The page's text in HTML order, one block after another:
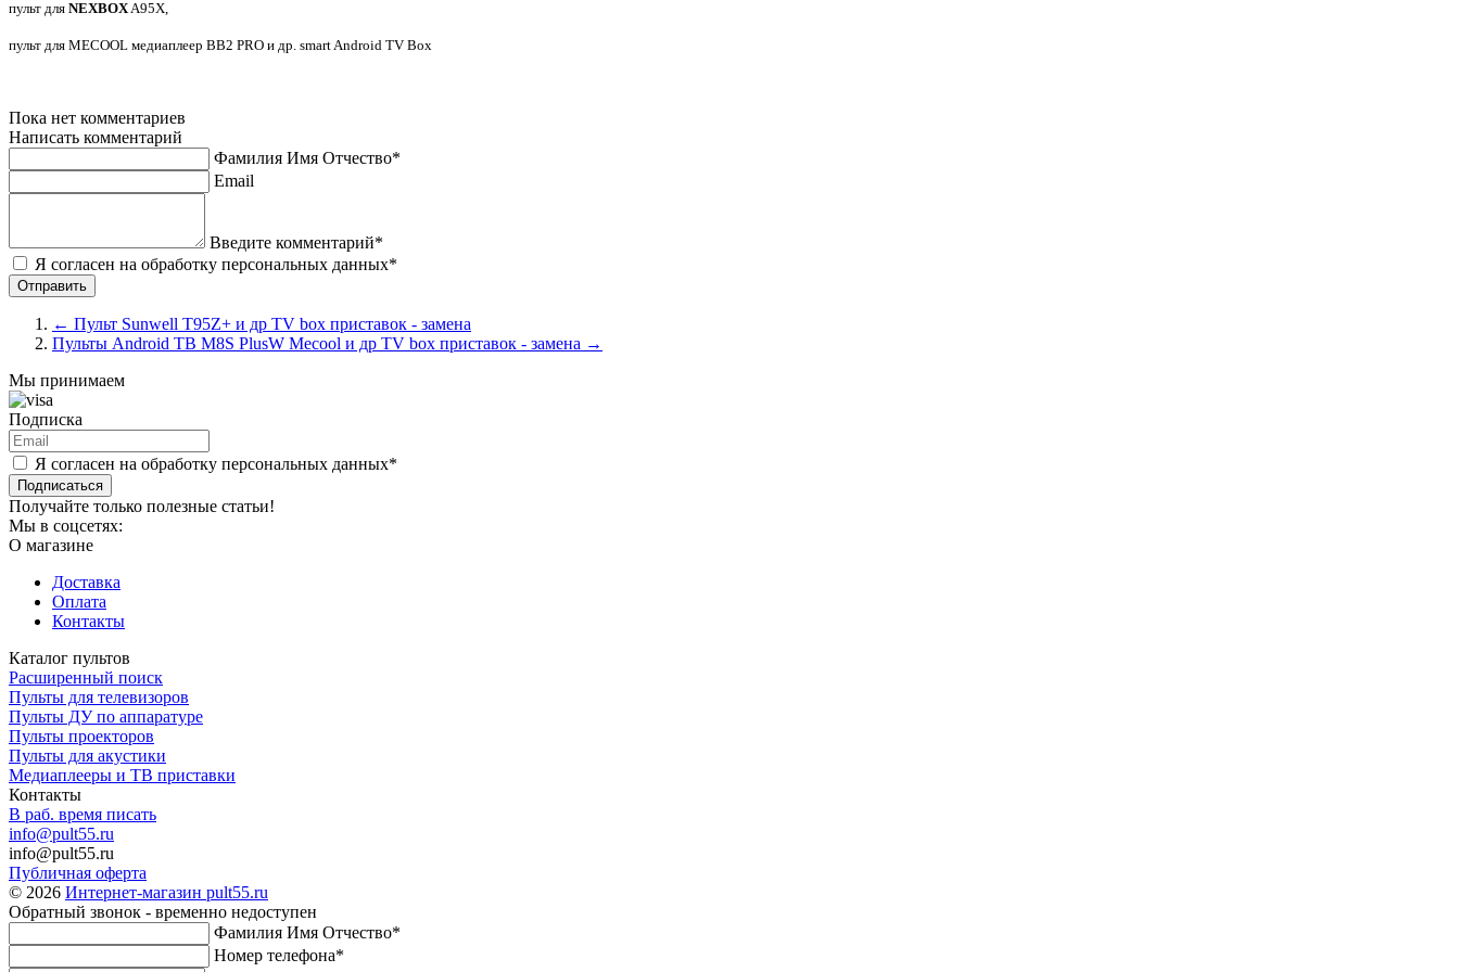
пульт для NEXBOX A95X,
пульт для MECOOL медиаплеер BB2 PRO и др. smart Android TV Box
Пока нет комментариев
Написать комментарий
Фамилия Имя Отчество*
Email
Введите комментарий*
Я согласен на обработку персональных данных*
← Пульт Sunwell T95Z+ и др TV box приставок - замена
Пульты Android ТВ M8S PlusW Mecool и др TV box приставок - замена →
Мы принимаем
Подписка
Я согласен на обработку персональных данных*
Подписаться
Получайте только полезные статьи!
Мы в соцсетях:
О магазине
Доставка
Оплата
Контакты
Каталог пультов
Расширенный поиск
Пульты для телевизоров
Пульты ДУ по аппаратуре
Пульты проекторов
Пульты для акустики
Медиаплееры и ТВ приставки
Контакты
В раб. время писать
info@pult55.ru
info@pult55.ru
Публичная оферта
© 2026 Интернет-магазин pult55.ru
Обратный звонок - временно недоступен
Фамилия Имя Отчество*
Номер телефона*